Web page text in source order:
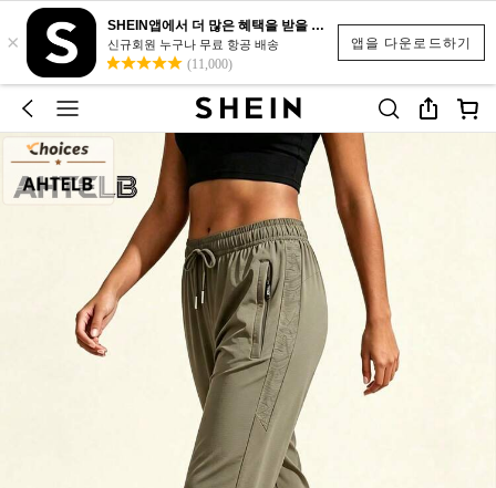
앱을 다운로드하기
×
SHEIN앱에서 더 많은 혜택을 받을 수 있어요.
신규회원 누구나 무료 항공 배송
(11,000)